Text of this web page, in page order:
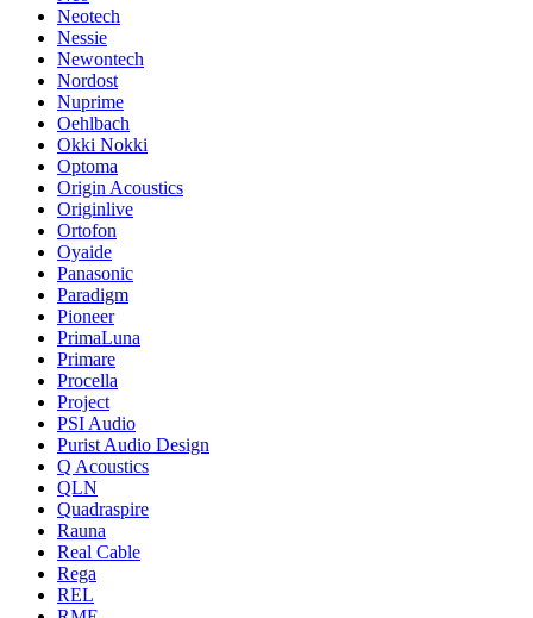
Neotech
Nessie
Newontech
Nordost
Nuprime
Oehlbach
Okki Nokki
Optoma
Origin Acoustics
Originlive
Ortofon
Oyaide
Panasonic
Paradigm
Pioneer
PrimaLuna
Primare
Procella
Project
PSI Audio
Purist Audio Design
Q Acoustics
QLN
Quadraspire
Rauna
Real Cable
Rega
REL